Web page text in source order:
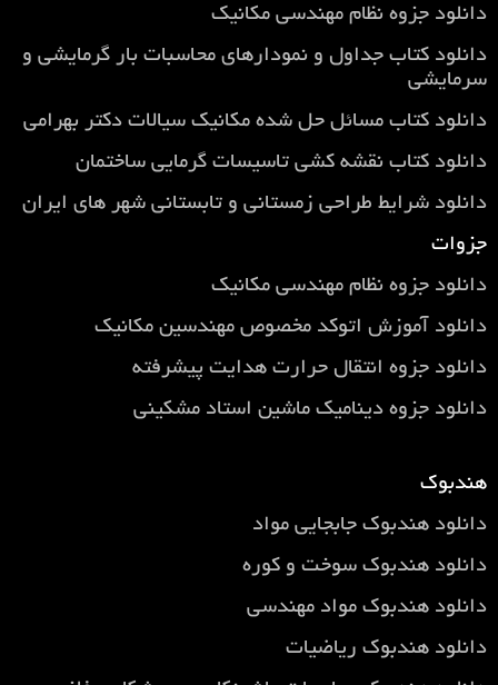
دانلود جزوه نظام مهندسی مکانیک
دانلود کتاب جداول و نمودارهای محاسبات بار گرمایشی و
سرمایشی
دانلود کتاب مسائل حل شده مکانیک سیالات دکتر بهرامی
دانلود کتاب نقشه کشی تاسیسات گرمایی ساختمان
دانلود شرایط طراحی زمستانی و تابستانی شهر های ایران
جزوات
دانلود جزوه نظام مهندسی مکانیک
دانلود آموزش اتوکد مخصوص مهندسین مکانیک
دانلود جزوه انتقال حرارت هدایت پیشرفته
دانلود جزوه دینامیک ماشین استاد مشکینی
هندبوک
دانلود هندبوک جابجایی مواد
دانلود هندبوک سوخت و کوره
دانلود هندبوک مواد مهندسی
دانلود هندبوک ریاضیات